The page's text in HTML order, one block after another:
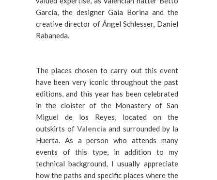
García, the designer Gaia Borina and the
creative director of Ángel Schlesser, Daniel
Rabaneda.
The places chosen to carry out this event
have been very iconic throughout the past
editions, and this year has been celebrated
in the cloister of the Monastery of San
Miguel de los Reyes, located on the
outskirts ofValencia and surrounded by la
Huerta. As a person who attends many
events of this type, in addition to my
technical background, I usually appreciate
how the paths and specific places where the